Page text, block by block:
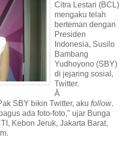
Citra Lestari (BCL)
mengaku telah
berteman dengan
Presiden
Indonesia, Susilo
Bambang
Yudhoyono (SBY)
di jejaring sosial,
Twitter.
Â
SBY bikin Twitter, aku follow.
ada foto-foto," ujar Bunga
Kebon Jeruk, Jakarta Barat,